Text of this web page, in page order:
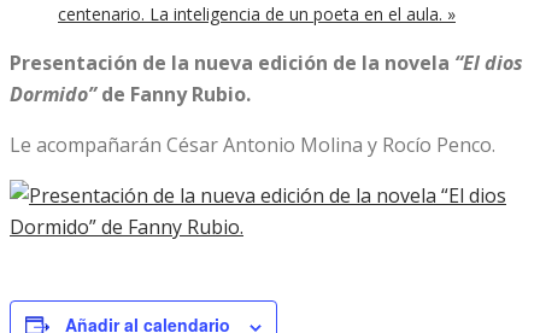
centenario. La inteligencia de un poeta en el aula. »
Presentación de la nueva edición de la novela “El dios
Dormido”de Fanny Rubio.
Le acompañarán César Antonio Molina y Rocío Penco.
Añadir al calendario